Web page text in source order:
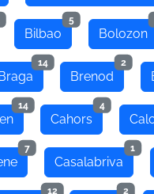
Bilbao
5
Bolozon
14
Brenod
2
14
Cahors
4
7
Casalabriva
1
12 2